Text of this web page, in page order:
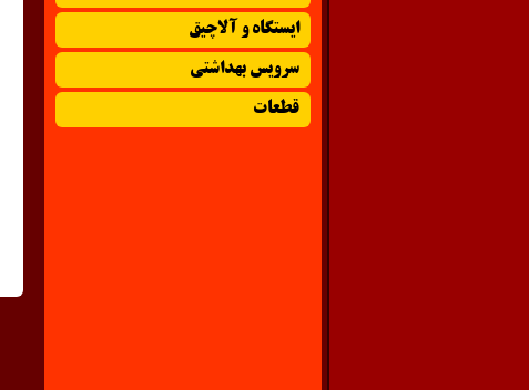
ایستگاه و آلاچیق
سرویس بهداشتی
قطعات